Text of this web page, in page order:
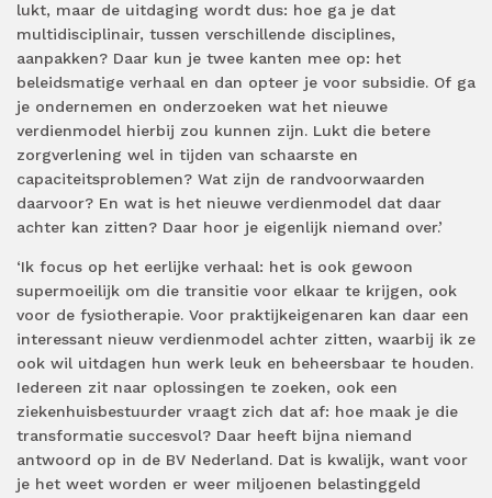
lukt, maar de uitdaging wordt dus: hoe ga je dat
multidisciplinair, tussen verschillende disciplines,
aanpakken? Daar kun je twee kanten mee op: het
beleidsmatige verhaal en dan opteer je voor subsidie. Of ga
je ondernemen en onderzoeken wat het nieuwe
verdienmodel hierbij zou kunnen zijn. Lukt die betere
zorgverlening wel in tijden van schaarste en
capaciteitsproblemen? Wat zijn de randvoorwaarden
daarvoor? En wat is het nieuwe verdienmodel dat daar
achter kan zitten? Daar hoor je eigenlijk niemand over.’
‘Ik focus op het eerlijke verhaal: het is ook gewoon
supermoeilijk om die transitie voor elkaar te krijgen, ook
voor de fysiotherapie. Voor praktijkeigenaren kan daar een
interessant nieuw verdienmodel achter zitten, waarbij ik ze
ook wil uitdagen hun werk leuk en beheersbaar te houden.
Iedereen zit naar oplossingen te zoeken, ook een
ziekenhuisbestuurder vraagt zich dat af: hoe maak je die
transformatie succesvol? Daar heeft bijna niemand
antwoord op in de BV Nederland. Dat is kwalijk, want voor
je het weet worden er weer miljoenen belastinggeld